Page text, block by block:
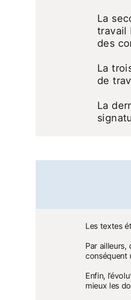
La
travail
des
La
de
La
Les textes
Par
conséquent
Enfin,
mieux les